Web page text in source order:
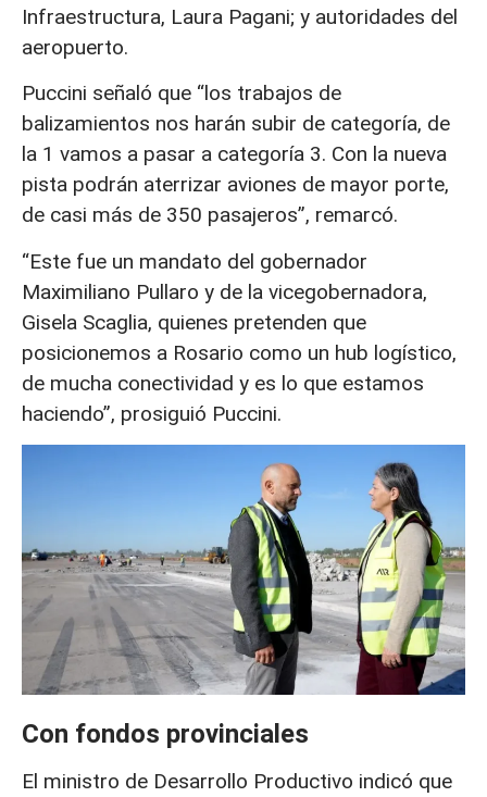
Infraestructura, Laura Pagani; y autoridades del
aeropuerto.
Puccini señaló que “los trabajos de
balizamientos nos harán subir de categoría, de
la 1 vamos a pasar a categoría 3. Con la nueva
pista podrán aterrizar aviones de mayor porte,
de casi más de 350 pasajeros”, remarcó.
“Este fue un mandato del gobernador
Maximiliano Pullaro y de la vicegobernadora,
Gisela Scaglia, quienes pretenden que
posicionemos a Rosario como un hub logístico,
de mucha conectividad y es lo que estamos
haciendo”, prosiguió Puccini.
Con fondos provinciales
El ministro de Desarrollo Productivo indicó que